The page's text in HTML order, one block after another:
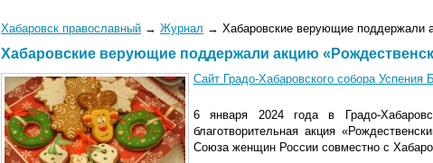
Хабаровск православный → Журнал → Хабаровские верующие поддержали
Хабаровские верующие поддержали акцию
Сайт Градо-Хабаровского собора Успения
6 января 2024 года в Градо-
благотворительная акция
Союза женщин России совместно с